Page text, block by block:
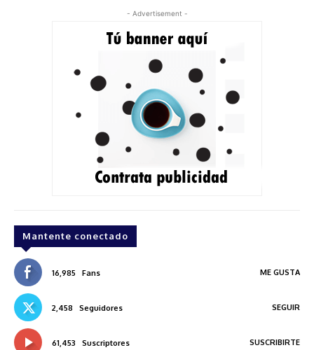
- Advertisement -
Mantente conectado
16,985 Fans ME GUSTA
2,458 Seguidores SEGUIR
61,453 Suscriptores SUSCRIBIRTE